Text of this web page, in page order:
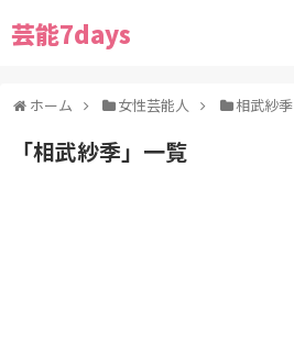
芸能7days
ホーム 女性芸能人 相武紗季
「相武紗季」 一覧